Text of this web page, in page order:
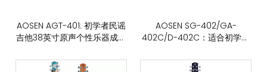
AOSEN AGT-401: 初学者民谣
吉他38英寸原声个性乐器成人
AOSEN SG-402/GA-
402C/D-402C：适合初学者
品质优良。